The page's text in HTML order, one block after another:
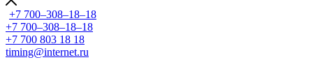
+7 700‒308‒18‒18
+7 700‒308‒18‒18
+7 700 803 18 18
timing@internet.ru